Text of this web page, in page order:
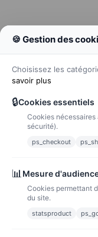
🍪 Gestion des
Choisissez les
savoir plus
🔒Cookies essentiels
Cookies nécessaires
sécurité).
ps_checkout
📊 Mesure
Cookies permettant
du site.
statsproduct